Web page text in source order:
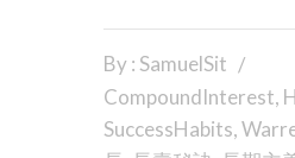
By : SamuelSit
CompoundInterest,
SuccessHabits,